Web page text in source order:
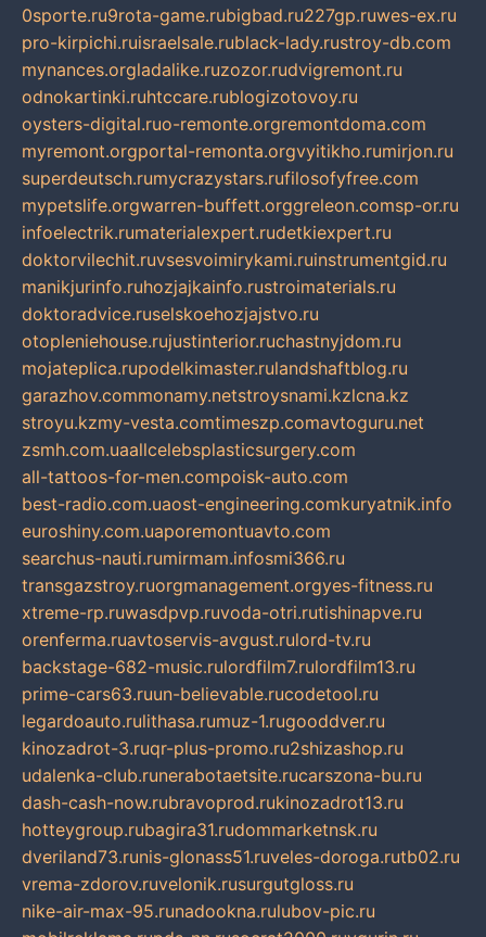
0sporte.ru9rota-game.rubigbad.ru227gp.ruwes-ex.ru
pro-kirpichi.ruisraelsale.rublack-lady.rustroy-db.com
mynances.orgladalike.ruzozor.rudvigremont.ru
odnokartinki.ruhtccare.rublogizotovoy.ru
oysters-digital.ruo-remonte.orgremontdoma.com
myremont.orgportal-remonta.orgvyitikho.rumirjon.ru
superdeutsch.rumycrazystars.rufilosofyfree.com
mypetslife.orgwarren-buffett.orggreleon.comsp-or.ru
infoelectrik.rumaterialexpert.rudetkiexpert.ru
doktorvilechit.ruvsesvoimirykami.ruinstrumentgid.ru
manikjurinfo.ruhozjajkainfo.rustroimaterials.ru
doktoradvice.ruselskoehozjajstvo.ru
otopleniehouse.rujustinterior.ruchastnyjdom.ru
mojateplica.rupodelkimaster.rulandshaftblog.ru
garazhov.commonamy.netstroysnami.kzlcna.kz
stroyu.kzmy-vesta.comtimeszp.comavtoguru.net
zsmh.com.uaallcelebsplasticsurgery.com
all-tattoos-for-men.compoisk-auto.com
best-radio.com.uaost-engineering.comkuryatnik.info
euroshiny.com.uaporemontuavto.com
searchus-nauti.rumirmam.infosmi366.ru
transgazstroy.ruorgmanagement.orgyes-fitness.ru
xtreme-rp.ruwasdpvp.ruvoda-otri.rutishinapve.ru
orenferma.ruavtoservis-avgust.rulord-tv.ru
backstage-682-music.rulordfilm7.rulordfilm13.ru
prime-cars63.ruun-believable.rucodetool.ru
legardoauto.rulithasa.rumuz-1.rugooddver.ru
kinozadrot-3.ruqr-plus-promo.ru2shizashop.ru
udalenka-club.runerabotaetsite.rucarszona-bu.ru
dash-cash-now.rubravoprod.rukinozadrot13.ru
hotteygroup.rubagira31.rudommarketnsk.ru
dveriland73.runis-glonass51.ruveles-doroga.rutb02.ru
vrema-zdorov.ruvelonik.rusurgutgloss.ru
nike-air-max-95.runadookna.rulubov-pic.ru